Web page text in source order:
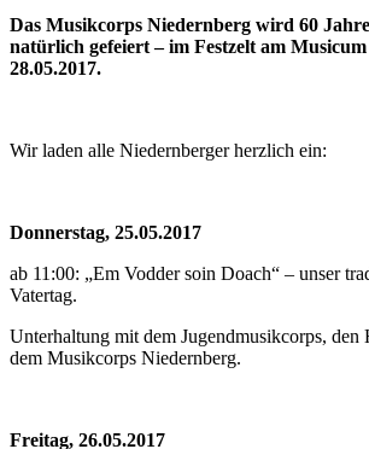
Das Musikcorps Niedernberg wird 60
natürlich gefeiert – im Festzelt am
28.05.2017.
Wir laden alle Niedernberger herzlich ein:
Donnerstag, 25.05.2017
ab 11:00: „Em Vodder soin Doach“ – unser
Vatertag.
Unterhaltung mit dem Jugendmusikcorps, den
dem Musikcorps Niedernberg.
Freitag, 26.05.2017